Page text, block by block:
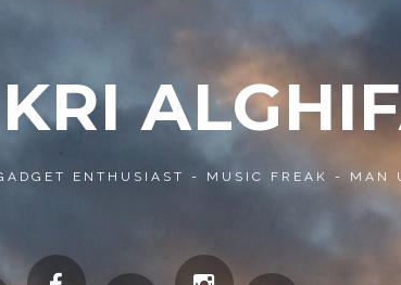
ENTHUSIAST - MUSIC FREAK - MAN